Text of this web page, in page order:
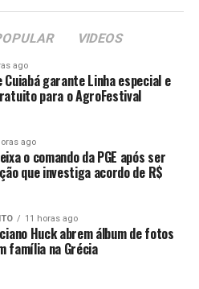
CAMPOS
novo clique fofo de Nala na
ao posar em lago
VIDEOS
ago
garante Linha especial e
para o AgroFestival
ago
o comando da PGE após ser
que investiga acordo de R$
11 horas ago
Huck abrem álbum de fotos
família na Grécia